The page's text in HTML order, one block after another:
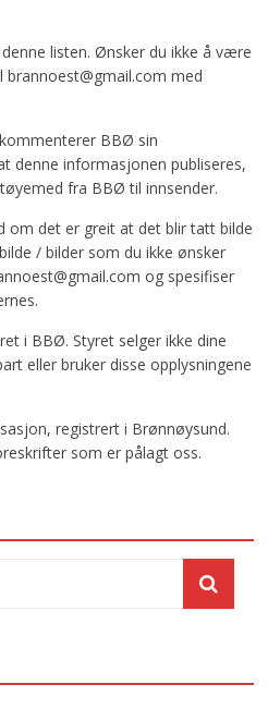
listen. Ønsker du ikke å være
med
BBØ sin
denne informasjonen publiseres,
fra BBØ til innsender.
om det er greit at det blir tatt bilde
/ bilder som du ikke ønsker
og spesifiser
i BBØ. Styret selger ikke dine
eller bruker disse opplysningene
registrert i Brønnøysund.
som er pålagt oss.